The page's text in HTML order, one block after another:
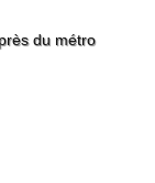
du métro